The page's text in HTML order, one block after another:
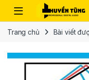
Trang chủ Bài viết